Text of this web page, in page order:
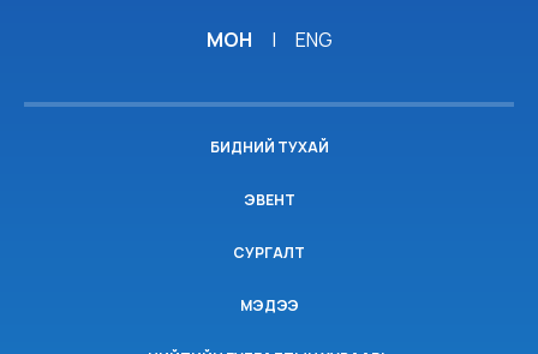
МОН | ENG
БИДНИЙ ТУХАЙ
ЭВЕНТ
СУРГАЛТ
МЭДЭЭ